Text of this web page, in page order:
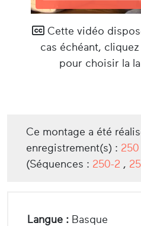
Cette vidéo
cas échéant,
pour choisir la
Ce montage a été
enregistrement(s) :
(Séquences : 250-2 ,
Langue : Basque